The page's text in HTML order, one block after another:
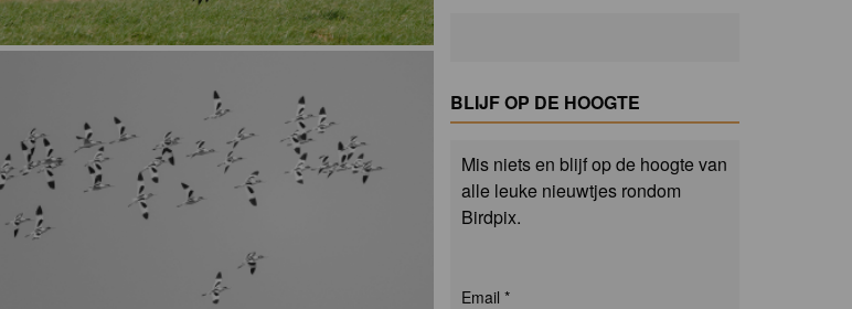
BLIJF OP DE HOOGTE
Mis niets en blijf op de hoogte van
alle leuke nieuwtjes rondom
Birdpix.
Email *